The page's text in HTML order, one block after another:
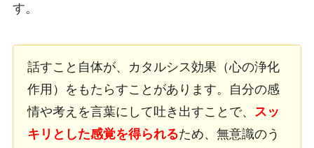
す。
話すこと自体が、カタルシス効果（心の浄化
作用）をもたらすことがあります。自分の感
情や考えを言葉にして吐き出すことで、
スッ
キリとした感覚を得られるため、無意識のう